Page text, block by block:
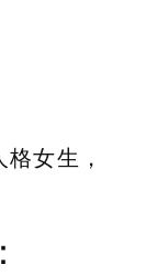
女生，